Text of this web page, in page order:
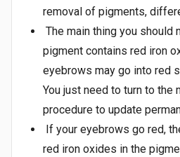
removal of pigments,
The main thing you should
pigment contains red iron
eyebrows may go into red
You just need to turn to the
procedure to update
If your eyebrows go red,
red iron oxides in the